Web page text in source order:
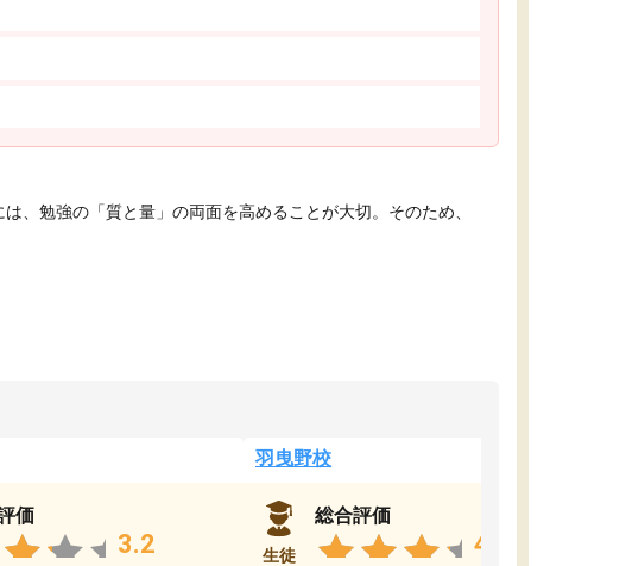
、勉強の「質と量」の両面を高めることが大切。そのため、
価
3.2
羽曳野校
生徒
総合評価
4.6